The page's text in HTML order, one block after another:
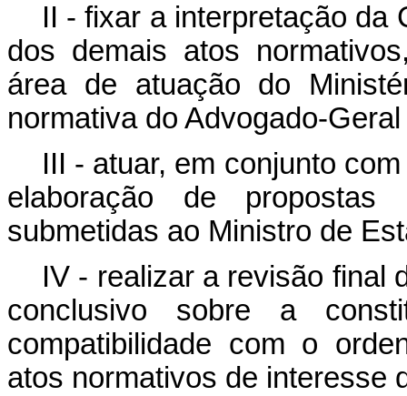
II - fixar a interpretação da
dos demais atos
área de atuação do
normativa do Advogado-
III - atuar, em conjunto
elaboração de
submetidas ao Ministro de
IV - realizar a revisão final
conclusivo sobre a
compatibilidade com o
atos normativos de interesse